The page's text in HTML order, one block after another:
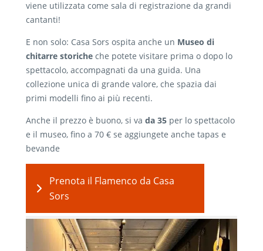
viene utilizzata come sala di registrazione da grandi
cantanti!
E non solo: Casa Sors ospita anche un Museo di
chitarre storiche che potete visitare prima o dopo lo
spettacolo, accompagnati da una guida. Una
collezione unica di grande valore, che spazia dai
primi modelli fino ai più recenti.
Anche il prezzo è buono, si va da 35 per lo spettacolo
e il museo, fino a 70 € se aggiungete anche tapas e
bevande
Prenota il Flamenco da Casa
Sors